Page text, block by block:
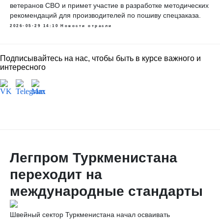
ветеранов СВО и примет участие в разработке методических
рекомендаций для производителей по пошиву спецзаказа.
2026-05-29 14:10 Новости отрасли
Подписывайтесь на нас, чтобы быть в курсе важного и
интересного
Легпром Туркменистана
переходит на
международные стандарты
Швейный сектор Туркменистана начал осваивать